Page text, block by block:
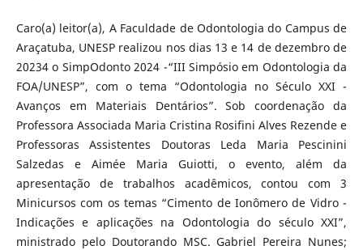
Caro(a) leitor(a), A Faculdade de Odontologia do Campus de
Araçatuba, UNESP realizou nos dias 13 e 14 de dezembro de
20234 o SimpOdonto 2024 -“III Simpósio em Odontologia da
FOA/UNESP”, com o tema “Odontologia no Século XXI -
Avanços em Materiais Dentários”. Sob coordenação da
Professora Associada Maria Cristina Rosifini Alves Rezende e
Professoras Assistentes Doutoras Leda Maria Pescinini
Salzedas e Aimée Maria Guiotti, o evento, além da
apresentação de trabalhos acadêmicos, contou com 3
Minicursos com os temas “Cimento de Ionômero de Vidro -
Indicações e aplicações na Odontologia do século XXI”,
ministrado pelo Doutorando MSC. Gabriel Pereira Nunes;